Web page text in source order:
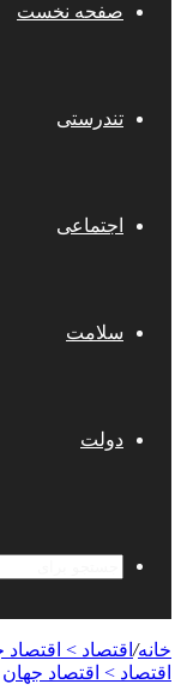
صفحه نخست
تندرستی
اجتماعی
سلامت
دولت
خانه/ اقتصاد >
اقتصاد > اقتصاد جهان